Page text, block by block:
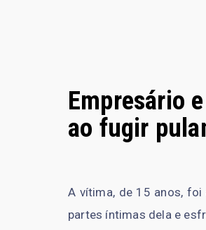
Empresário
ao fugir
A vítima, de 15 anos,
partes íntimas dela e